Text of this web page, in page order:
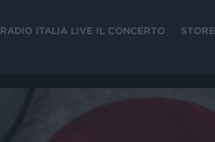
RADIO ITALIA LIVE IL CONCERTO STORE